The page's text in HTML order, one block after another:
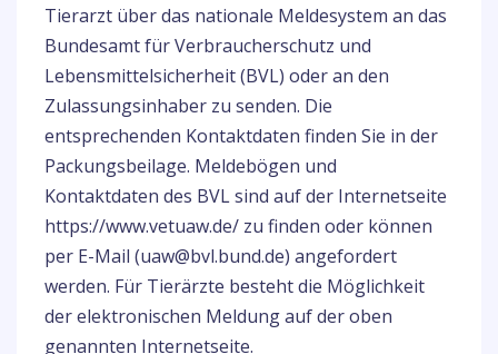
Tierarzt über das nationale Meldesystem an das
Bundesamt für Verbraucherschutz und
Lebensmittelsicherheit (BVL) oder an den
Zulassungsinhaber zu senden. Die
entsprechenden Kontaktdaten finden Sie in der
Packungsbeilage. Meldebögen und
Kontaktdaten des BVL sind auf der Internetseite
https://www.vetuaw.de/ zu finden oder können
per E-Mail (uaw@bvl.bund.de) angefordert
werden. Für Tierärzte besteht die Möglichkeit
der elektronischen Meldung auf der oben
genannten Internetseite.